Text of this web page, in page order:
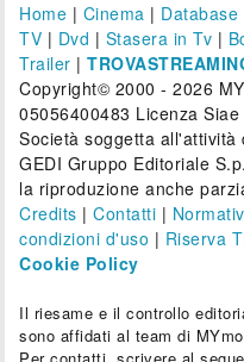
Home | Cinema | Database
TV | Dvd | Stasera in Tv |
Trailer |
Copyright© 2000 - 2026
05056400483 Licenza
Società soggetta
GEDI Gruppo Editoriale
la riproduzione anche
Credits |Contatti |
condizioni d'uso | Riserva
Cookie Policy
Il riesame e il controllo
sono affidati al team di